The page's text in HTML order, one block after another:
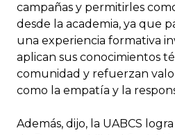
campañas y permitirles
desde la academia, ya que
una experiencia formativa
aplican sus conocimientos
comunidad y refuerzan
como la empatía y la
Además, dijo, la UABCS